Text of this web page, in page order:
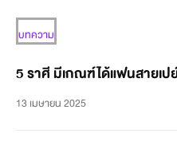
บทความ
5 ราศี มีเกณฑ์ได้แฟนสายเป
13 เมษายน 2025